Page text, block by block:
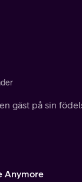
gäst på sin
Anymore